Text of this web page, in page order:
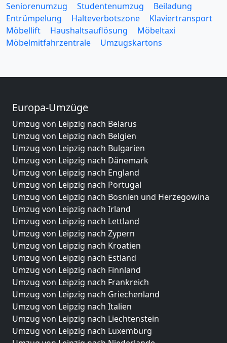
Seniorenumzug
Studentenumzug
Beiladung
Entrümpelung
Halteverbotszone
Klaviertransport
Möbellift
Haushaltsauflösung
Möbeltaxi
Möbelmitfahrzentrale
Umzugskartons
Europa-Umzüge
Umzug von Leipzig nach Belarus
Umzug von Leipzig nach Belgien
Umzug von Leipzig nach Bulgarien
Umzug von Leipzig nach Dänemark
Umzug von Leipzig nach England
Umzug von Leipzig nach Portugal
Umzug von Leipzig nach Bosnien und Herzegowina
Umzug von Leipzig nach Irland
Umzug von Leipzig nach Lettland
Umzug von Leipzig nach Zypern
Umzug von Leipzig nach Kroatien
Umzug von Leipzig nach Estland
Umzug von Leipzig nach Finnland
Umzug von Leipzig nach Frankreich
Umzug von Leipzig nach Griechenland
Umzug von Leipzig nach Italien
Umzug von Leipzig nach Liechtenstein
Umzug von Leipzig nach Luxemburg